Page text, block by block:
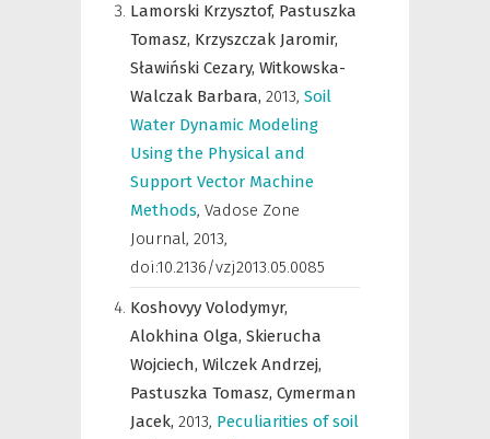
Lamorski Krzysztof, Pastuszka
Tomasz, Krzyszczak Jaromir,
Sławiński Cezary, Witkowska-
Walczak Barbara, 2013, Soil
Water Dynamic Modeling
Using the Physical and
Support Vector Machine
Methods, Vadose Zone
Journal, 2013,
doi:10.2136/vzj2013.05.0085
Koshovyy Volodymyr,
Alokhina Olga, Skierucha
Wojciech, Wilczek Andrzej,
Pastuszka Tomasz, Cymerman
Jacek, 2013, Peculiarities of soil